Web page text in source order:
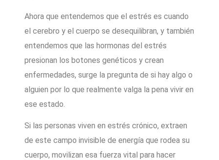
Ahora que entendemos que el estrés es cuando
el cerebro y el cuerpo se desequilibran, y también
entendemos que las hormonas del estrés
presionan los botones genéticos y crean
enfermedades, surge la pregunta de si hay algo o
alguien por lo que realmente valga la pena vivir en
ese estado.
Si las personas viven en estrés crónico, extraen
de este campo invisible de energía que rodea su
cuerpo, movilizan esa fuerza vital para hacer